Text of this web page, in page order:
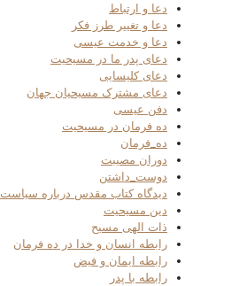
دعا و ارتباط
دعا و تغییر طرز فکر
دعا و خدمت عیسی
دعای پدر ما در مسیحیت
دعای کلیسایی
دعای مشترک مسیحیان جهان
دفن عیسی
ده فرمان در مسیحیت
ده_فرمان
دوران مصیبت
دوست_داشتن
دیدگاه کتاب مقدس درباره سیاست
دین مسیحیت
ذات الهی مسیح
رابطه انسان و خدا در ده فرمان
رابطه ایمان و فیض
رابطه با پدر